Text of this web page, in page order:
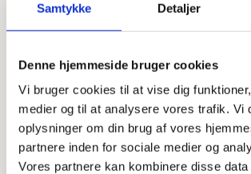
Samtykke Detaljer
Denne hjemmeside bruger cookies
Vi bruger cookies til at vise dig
medier og til at analysere vores trafik. Vi
oplysninger om din brug af vores
partnere inden for sociale medier og
Vores partnere kan kombinere disse
Korpskontoret: 32 64 00 50 og